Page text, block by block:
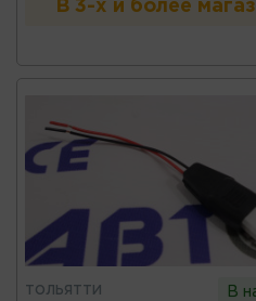
В 3-х и более
ТОЛЬЯТТИ В